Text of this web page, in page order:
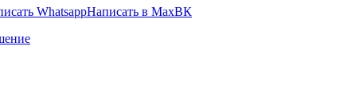
WhatsappНаписать в MaxВК